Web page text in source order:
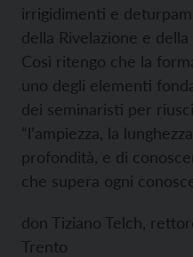
irrigidimenti e
della Rivelazione e
Così ritengo che la
uno degli elementi
dei seminaristi per
“l’ampiezza, la
profondità, e di
che supera ogni
don Tiziano Telch,
Trento